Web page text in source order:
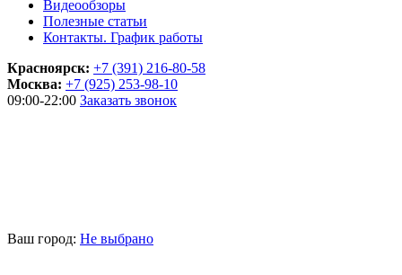
Видеообзоры
Полезные статьи
Контакты. График работы
Красноярск: +7 (391) 216-80-58
Москва: +7 (925) 253-98-10
09:00-22:00 Заказать звонок
Ваш город: Не выбрано